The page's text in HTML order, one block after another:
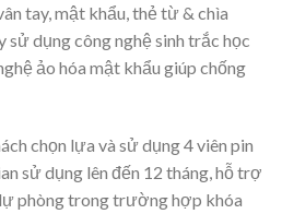
tay, mật khẩu, thẻ từ & chìa
sử dụng công nghệ sinh trắc học
ảo hóa mật khẩu giúp chống
chọn lựa và sử dụng 4 viên pin
sử dụng lên đến 12 tháng, hỗ trợ
phòng trong trường hợp khóa